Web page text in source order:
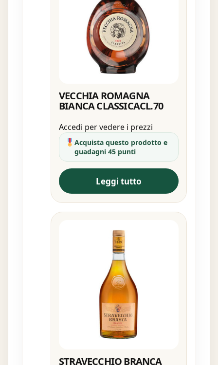
VECCHIA ROMAGNA
BIANCA CLASSICACL.70
Accedi per vedere i prezzi
Acquista questo prodotto e
guadagni 45 punti
Leggi tutto
STRAVECCHIO BRANCA